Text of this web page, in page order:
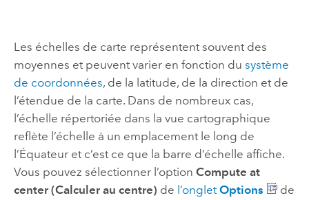
Les échelles de carte représentent souvent des
moyennes et peuvent varier en fonction du système
de coordonnées, de la latitude, de la direction et de
l’étendue de la carte. Dans de nombreux cas,
l’échelle répertoriée dans la vue cartographique
reflète l’échelle à un emplacement le long de
l’Équateur et c’est ce que la barre d’échelle affiche.
Vous pouvez sélectionner l’option Compute at
center (Calculer au centre) de l’ongletOptions
de